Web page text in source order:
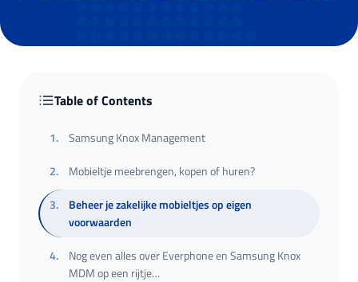
Table of Contents
1.
Samsung Knox Management
2.
Mobieltje meebrengen, kopen of huren?
3.
Beheer je zakelijke mobieltjes op eigen
voorwaarden
4.
Nog even alles over Everphone en Samsung Knox
MDM op een rijtje…